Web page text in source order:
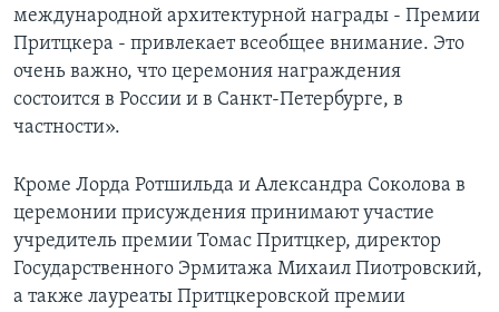
международной архитектурной награды - Премии
Притцкера - привлекает всеобщее внимание. Это
очень важно, что церемония награждения
состоится в России и в Санкт-Петербурге, в
частности».
Кроме Лорда Ротшильда и Александра Соколова в
церемонии присуждения принимают участие
учредитель премии Томас Притцкер, директор
Государственного Эрмитажа Михаил Пиотровский,
а также лауреаты Притцкеровской премии